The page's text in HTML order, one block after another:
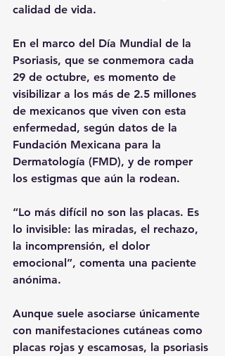
calidad de vida.
En el marco del Día Mundial de la
Psoriasis, que se conmemora cada
29 de octubre, es momento de
visibilizar a los más de 2.5 millones
de mexicanos que viven con esta
enfermedad, según datos de la
Fundación Mexicana para la
Dermatología (FMD), y de romper
los estigmas que aún la rodean.
“Lo más difícil no son las placas. Es
lo invisible: las miradas, el rechazo,
la incomprensión, el dolor
emocional”, comenta una paciente
anónima.
Aunque suele asociarse únicamente
con manifestaciones cutáneas como
placas rojas y escamosas, la psoriasis